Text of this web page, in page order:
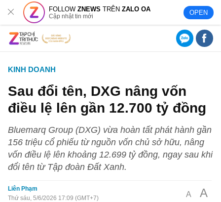
FOLLOWZNEWS TRÊNZALO OA
Cập nhật tin mới OPEN
KINH DOANH
Sau đổi tên, DXG nâng vốn
điều lệ lên gần 12.700 tỷ đồng
Bluemarq Group (DXG) vừa hoàn tất phát hành gần
156 triệu cổ phiếu từ nguồn vốn chủ sở hữu, nâng
vốn điều lệ lên khoảng 12.699 tỷ đồng, ngay sau khi
đổi tên từ Tập đoàn Đất Xanh.
Liên Phạm
Thứ sáu, 5/6/2026 17:09 (GMT+7)
A A